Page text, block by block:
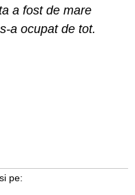
a fost de mare
a ocupat de tot.
pe: